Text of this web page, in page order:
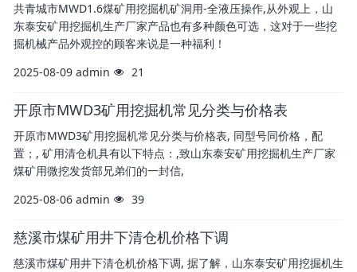
共青城市MWD1.6煤矿用挖掘机矿洞用-全液压操作,从外观上，山
东泰安矿用挖掘机生产厂家产品也有多种颜色可选，这对于一些挖
掘机械产品外观控的顾客来说是一种福利！
2025-08-09 admin 21
开原市MWD3矿用挖掘机常见分类与价格表
开原市MWD3矿用挖掘机常见分类与价格表, 同型号同价格，配
置；, 矿用清仓机具有以下特点：,致山东泰安矿用挖掘机生产厂家
煤矿用微挖发货部兄弟们的一封信,
2025-08-06 admin 39
慈溪市煤矿用井下清仓机价格下调
慈溪市煤矿用井下清仓机价格下调, 据了解，山东泰安矿用挖掘机生